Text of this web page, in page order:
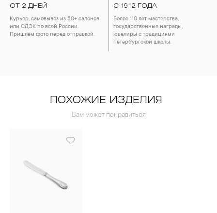
ОТ 2 ДНЕЙ
Курьер, самовывоз из 50+ салонов
или СДЭК по всей России.
Пришлём фото перед отправкой.
С 1912 ГОДА
Более 110 лет мастерства,
государственные награды,
ювелиры с традициями
петербургской школы.
ПОХОЖИЕ ИЗДЕЛИЯ
Вам может понравиться